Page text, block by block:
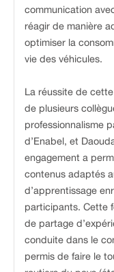
communication
réagir de manière
optimiser la
vie des véhicules.
La réussite de
de plusieurs
professionnalisme
d’Enabel, et
engagement a
contenus adaptés
d’apprentissage
participants. Cette
de partage
conduite dans le
permis de faire le